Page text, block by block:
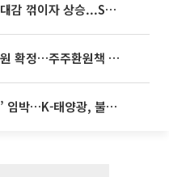
뉴욕증시, 연준 금리인상 기대감 꺾이자 상승...S&P500 사상 최고치 [종합]
SK하이닉스, 분기배당 375원 확정…주주환원책 9월로 앞당겨 발표
美 ‘232조 하이브리드 제재’ 임박…K-태양광, 불확실성 털고 날개 다나